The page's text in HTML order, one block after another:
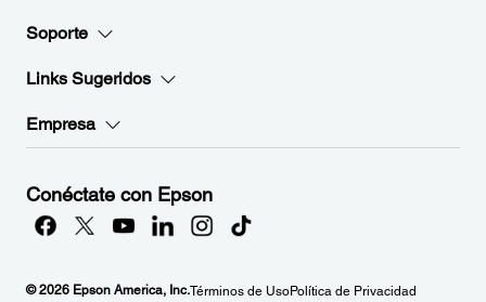
Soporte
Links Sugeridos
Empresa
Conéctate con Epson
© 2026 Epson America, Inc.Términos de UsoPolítica de Privacidad